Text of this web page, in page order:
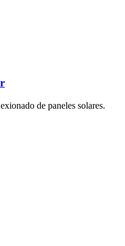
de paneles solares.